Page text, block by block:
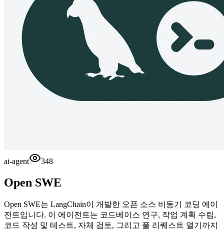
ai-agent 348
Open SWE
Open SWE는 LangChain이 개발한 오픈 소스 비동기 코딩 에이
전트입니다. 이 에이전트는 코드베이스 연구, 작업 계획 수립,
코드 작성 및 테스트, 자체 검토, 그리고 풀 리퀘스트 열기까지